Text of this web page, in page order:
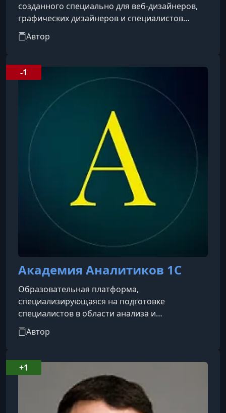
созданного специально для веб-дизайнеров,
графических дизайнеров и специалистов
креативных профессий. В своей работе она
помогает творческим профессионалам
деятельности, грамотно выстраивать
процессы и защищать свои интересы.В своих
материалах Анастасия просто и доступно
объясняет, какие юридические аспекты важно
учитывать при работе с заказчиками,
создании контента, оформлении д
Автор
​Академия Аналитиков 1С
Образовательная платформа,
специализирующаяся на подготовке
специалистов в области анализа и
оптимизации бизнес-процессов с
использованием программных продуктов 1С.
нуля до про», предназначенный для обучения
как новичков, так и опытных пользователей,
стремящихся углубить свои знания в сфере
аналитики 1С.
Автор
-1
+1